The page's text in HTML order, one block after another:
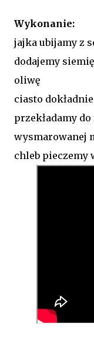
Wykonanie:
jajka ubijamy z
dodajemy
oliwę
ciasto
przekładamy
wysmarowanej
chleb pieczemy